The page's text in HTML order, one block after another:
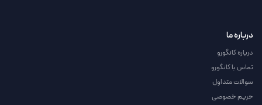
درباره ما
درباره کانگورو
تماس با کانگورو
سوالات متداول
حریم خصوصی